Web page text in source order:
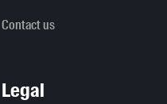
Contact us
Legal